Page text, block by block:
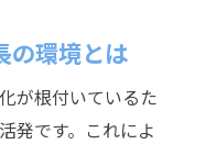
成長するコツ
を成功させる秘訣
選択肢
の環境とは
が根付いているた
発です。これによ